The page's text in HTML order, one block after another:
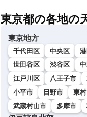
東京都の各地の
東京地方
千代田区 中央区
世田谷区
渋谷区
江戸川区
八王子市
小平市
日野市 東
武蔵村山市
多摩市